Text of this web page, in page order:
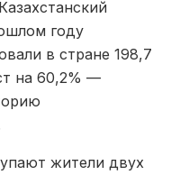
году
в стране 198,7
на 60,2% —
жители двух